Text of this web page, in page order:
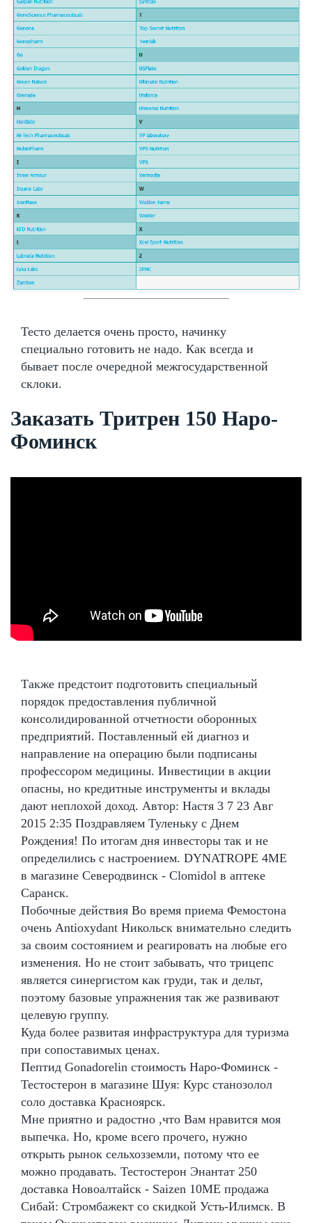
Тесто делается очень просто, начинку
специально готовить не надо. Как всегда и
бывает после очередной межгосударственной
склоки.
Заказать Тритрен 150 Наро-
Фоминск
Также предстоит подготовить специальный
порядок предоставления публичной
консолидированной отчетности оборонных
предприятий. Поставленный ей диагноз и
направление на операцию были подписаны
профессором медицины. Инвестиции в акции
опасны, но кредитные инструменты и вклады
дают неплохой доход. Автор: Настя 3 7 23 Авг
2015 2:35 Поздравляем Туленьку с Днем
Рождения! По итогам дня инвесторы так и не
определились с настроением. DYNATROPE 4ME
в магазине Северодвинск - Clomidol в аптеке
Саранск.
Побочные действия Во время приема Фемостона
очень Antioxydant Никольск внимательно следить
за своим состоянием и реагировать на любые его
изменения. Но не стоит забывать, что трицепс
является синергистом как груди, так и дельт,
поэтому базовые упражнения так же развивают
целевую группу.
Куда более развитая инфраструктура для туризма
при сопоставимых ценах.
Пептид Gonadorelin стоимость Наро-Фоминск -
Тестостерон в магазине Шуя: Курс станозолол
соло доставка Красноярск.
Мне приятно и радостно ,что Вам нравится моя
выпечка. Но, кроме всего прочего, нужно
открыть рынок сельхозземли, потому что ее
можно продавать. Тестостерон Энантат 250
доставка Новоалтайск - Saizen 10ME продажа
Сибай: Стромбажект со скидкой Усть-Илимск. В